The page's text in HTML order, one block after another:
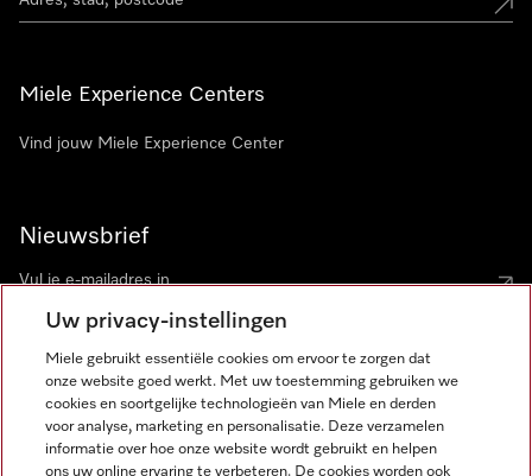
Miele Experience Centers
Vind jouw Miele Experience Center
Nieuwsbrief
Miele op Instagram
Miele op Facebook
Miele op Youtube
Uw privacy-instellingen
Miele gebruikt essentiële cookies om ervoor te zorgen dat
onze website goed werkt. Met uw toestemming gebruiken we
cookies en soortgelijke technologieën van Miele en derden
voor analyse, marketing en personalisatie. Deze verzamelen
informatie over hoe onze website wordt gebruikt en helpen
ons uw online ervaring te verbeteren. De cookies worden ook